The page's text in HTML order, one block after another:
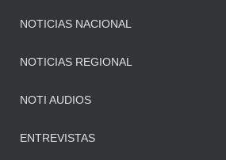
NOTICIAS NACIONAL
NOTICIAS REGIONAL
NOTI AUDIOS
ENTREVISTAS